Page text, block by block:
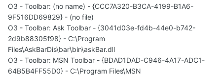
O3 - Toolbar: (no name) - {CCC7A320-B3CA-4199-B1A6-
9F516DD69829} - (no file)
O3 - Toolbar: Ask Toolbar - {3041d03e-fd4b-44e0-b742-
2d9b88305f98} - C:\Program
Files\AskBarDis\bar\bin\askBar.dll
O3 - Toolbar: MSN Toolbar - {BDAD1DAD-C946-4A17-ADC1-
64B5B4FF55D0} - C:\Program Files\MSN